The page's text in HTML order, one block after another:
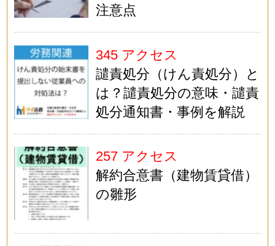
注意点
345 アクセス
譴責処分（けん責処分）と
は？譴責処分の意味・譴責
処分通知書・事例を解説
257 アクセス
解約合意書（建物賃貸借）
の雛形